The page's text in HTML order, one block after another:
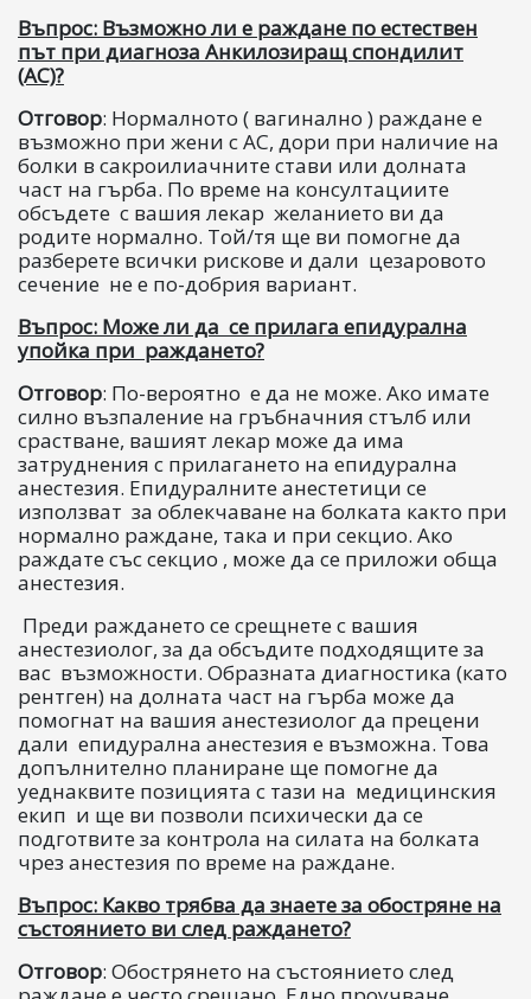
Въпрос: Възможно ли е раждане по естествен
път при диагноза Анкилозиращ спондилит
(АС)?
Отговор: Нормалното ( вагинално ) раждане е
възможно при жени с AС, дори при наличие на
болки в сакроилиачните стави или долната
част на гърба. По време на консултациите
обсъдете с вашия лекар желанието ви да
родите нормално. Той/тя ще ви помогне да
разберете всички рискове и дали цезаровото
сечение не е по-добрия вариант.
Въпрос: Може ли да се прилага епидурална
упойка при раждането?
Отговор: По-вероятно е да не може. Ако имате
силно възпаление на гръбначния стълб или
срастване, вашият лекар може да има
затруднения с прилагането на епидурална
анестезия. Епидуралните анестетици се
използват за облекчаване на болката както при
нормално раждане, така и при секцио. Ако
раждате със секцио , може да се приложи обща
анестезия.
Преди раждането се срещнете с вашия
анестезиолог, за да обсъдите подходящите за
вас възможности. Образната диагностика (като
рентген) на долната част на гърба може да
помогнат на вашия анестезиолог да прецени
дали епидурална анестезия е възможна. Това
допълнително планиране ще помогне да
уеднаквите позицията с тази на медицинския
екип и ще ви позволи психически да се
подготвите за контрола на силата на болката
чрез анестезия по време на раждане.
Въпрос: Какво трябва да знаете за обостряне на
състоянието ви след раждането?
Отговор: Обострянето на състоянието след